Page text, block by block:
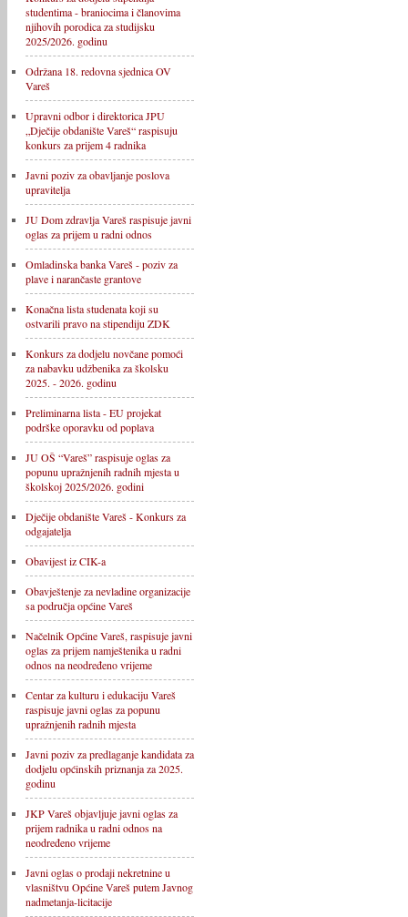
studentima - braniocima i članovima
njihovih porodica za studijsku
2025/2026. godinu
Održana 18. redovna sjednica OV
Vareš
Upravni odbor i direktorica JPU
„Dječije obdanište Vareš“ raspisuju
konkurs za prijem 4 radnika
Javni poziv za obavljanje poslova
upravitelja
JU Dom zdravlja Vareš raspisuje javni
oglas za prijem u radni odnos
Omladinska banka Vareš - poziv za
plave i narančaste grantove
Konačna lista studenata koji su
ostvarili pravo na stipendiju ZDK
Konkurs za dodjelu novčane pomoći
za nabavku udžbenika za školsku
2025. - 2026. godinu
Preliminarna lista - EU projekat
podrške oporavku od poplava
JU OŠ “Vareš” raspisuje oglas za
popunu upražnjenih radnih mjesta u
školskoj 2025/2026. godini
Dječije obdanište Vareš - Konkurs za
odgajatelja
Obavijest iz CIK-a
Obavještenje za nevladine organizacije
sa područja općine Vareš
Načelnik Općine Vareš, raspisuje javni
oglas za prijem namještenika u radni
odnos na neodređeno vrijeme
Centar za kulturu i edukaciju Vareš
raspisuje javni oglas za popunu
upražnjenih radnih mjesta
Javni poziv za predlaganje kandidata za
dodjelu općinskih priznanja za 2025.
godinu
JKP Vareš objavljuje javni oglas za
prijem radnika u radni odnos na
neodređeno vrijeme
Javni oglas o prodaji nekretnine u
vlasništvu Općine Vareš putem Javnog
nadmetanja-licitacije